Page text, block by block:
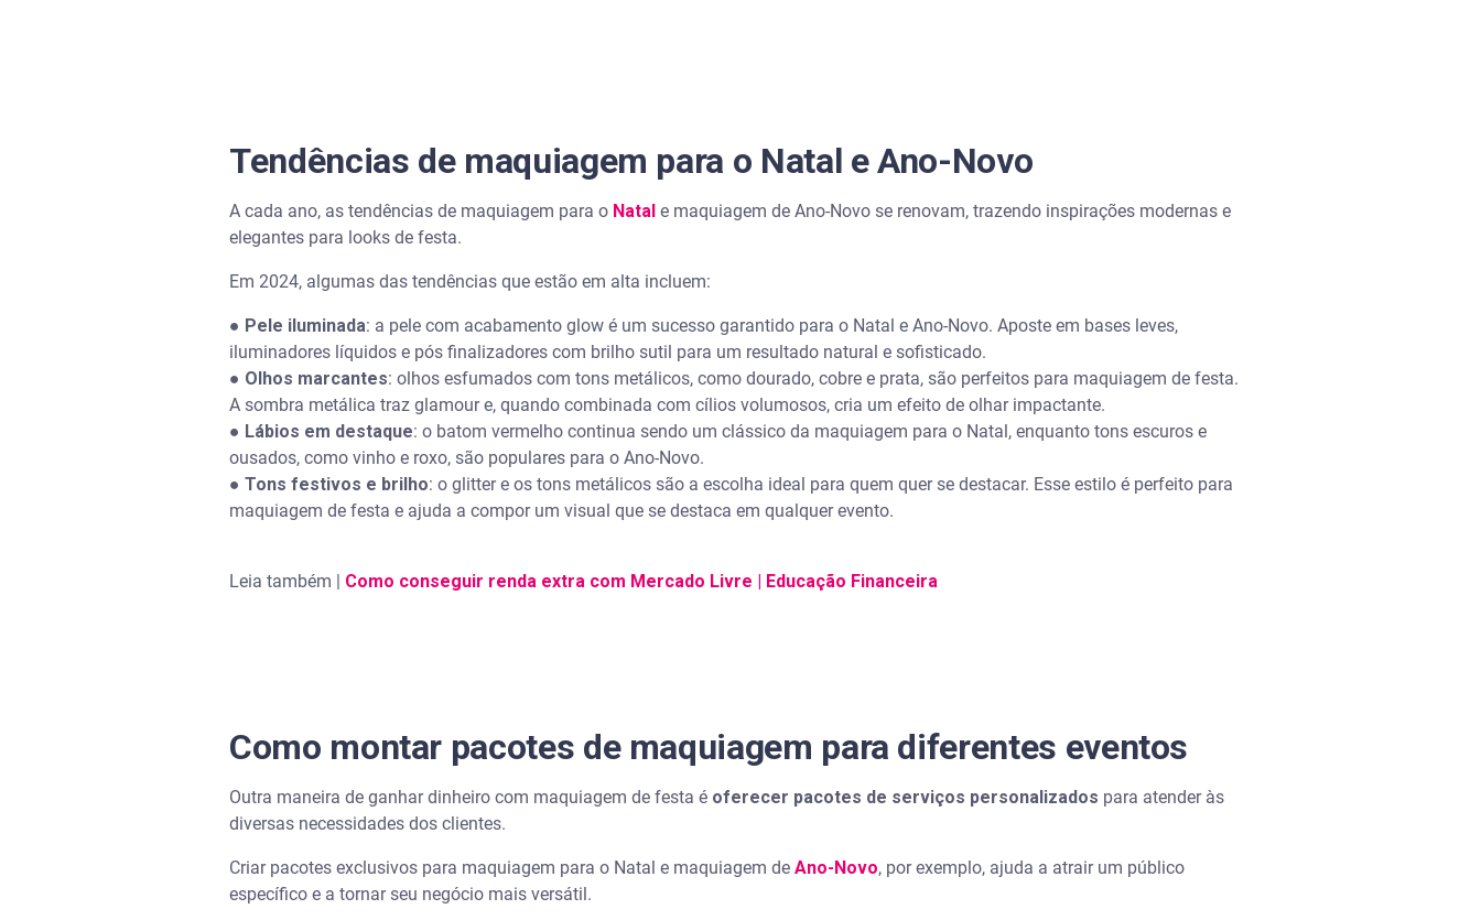
Tendências de maquiagem para o Natal e Ano-Novo
A cada ano, as tendências de maquiagem para o Natal e maquiagem de Ano-Novo se renovam, trazendo inspirações modernas e
elegantes para looks de festa.
Em 2024, algumas das tendências que estão em alta incluem:
● Pele iluminada: a pele com acabamento glow é um sucesso garantido para o Natal e Ano-Novo. Aposte em bases leves,
iluminadores líquidos e pós finalizadores com brilho sutil para um resultado natural e sofisticado.
● Olhos marcantes: olhos esfumados com tons metálicos, como dourado, cobre e prata, são perfeitos para maquiagem de festa.
A sombra metálica traz glamour e, quando combinada com cílios volumosos, cria um efeito de olhar impactante.
● Lábios em destaque: o batom vermelho continua sendo um clássico da maquiagem para o Natal, enquanto tons escuros e
ousados, como vinho e roxo, são populares para o Ano-Novo.
● Tons festivos e brilho: o glitter e os tons metálicos são a escolha ideal para quem quer se destacar. Esse estilo é perfeito para
maquiagem de festa e ajuda a compor um visual que se destaca em qualquer evento.
Leia também | Como conseguir renda extra com Mercado Livre | Educação Financeira
Como montar pacotes de maquiagem para diferentes eventos
Outra maneira de ganhar dinheiro com maquiagem de festa é oferecer pacotes de serviços personalizados para atender às
diversas necessidades dos clientes.
Criar pacotes exclusivos para maquiagem para o Natal e maquiagem de Ano-Novo, por exemplo, ajuda a atrair um público
específico e a tornar seu negócio mais versátil.